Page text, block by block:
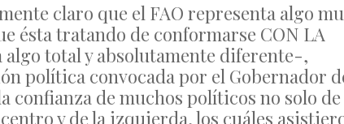
claro que el FAO representa algo
ésta tratando de conformarse CON LA
algo total y absolutamente diferente-,
política convocada por el Gobernador
confianza de muchos políticos no solo de
y de la izquierda, los cuáles